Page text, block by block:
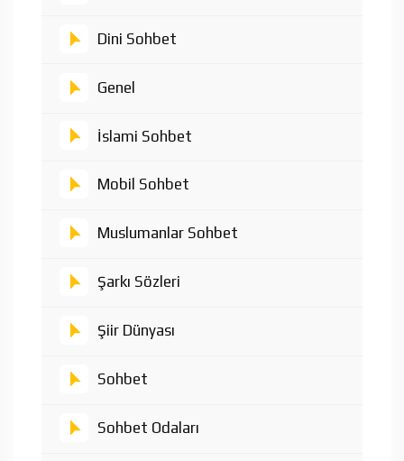
Dini Sohbet
Genel
İslami Sohbet
Mobil Sohbet
Muslumanlar Sohbet
Şarkı Sözleri
Şiir Dünyası
Sohbet
Sohbet Odaları